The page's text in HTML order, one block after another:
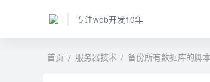
专注web开发10年
首页 服务器技术 备份所有数据库的脚